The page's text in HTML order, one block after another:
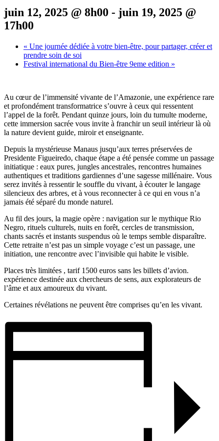
juin 12, 2025 @ 8h00 - juin 19, 2025 @
17h00
« Une journée dédiée à votre bien-être, pour partager, créer et
prendre soin de soi
Festival international du Bien-être 9eme edition »
Au cœur de l’immensité vivante de l’Amazonie, une expérience rare
et profondément transformatrice s’ouvre à ceux qui ressentent
l’appel de la forêt. Pendant quinze jours, loin du tumulte moderne,
cette immersion sacrée vous invite à franchir un seuil intérieur là où
la nature devient guide, miroir et enseignante.
Depuis la mystérieuse Manaus jusqu’aux terres préservées de
Presidente Figueiredo, chaque étape a été pensée comme un passage
initiatique : eaux pures, jungles ancestrales, rencontres humaines
authentiques et traditions gardiennes d’une sagesse millénaire. Vous
serez invités à ressentir le souffle du vivant, à écouter le langage
silencieux des arbres, et à vous reconnecter à ce qui en vous n’a
jamais été séparé du monde naturel.
Au fil des jours, la magie opère : navigation sur le mythique Rio
Negro, rituels culturels, nuits en forêt, cercles de transmission,
chants sacrés et instants suspendus où le temps semble disparaître.
Cette retraite n’est pas un simple voyage c’est un passage, une
initiation, une rencontre avec l’invisible qui habite le visible.
Places très limitées , tarif 1500 euros sans les billets d’avion.
expérience destinée aux chercheurs de sens, aux explorateurs de
l’âme et aux amoureux du vivant.
Certaines révélations ne peuvent être comprises qu’en les vivant.